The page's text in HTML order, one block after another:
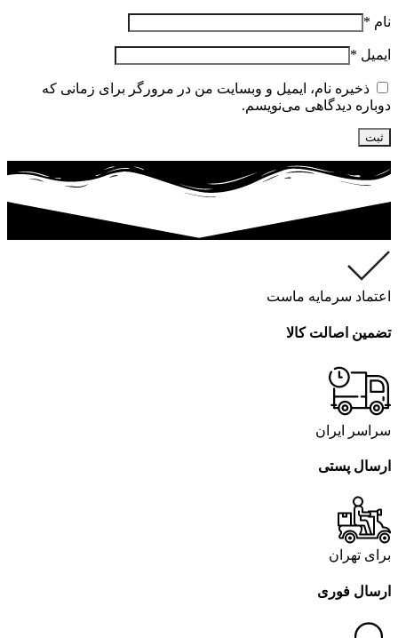
نام *
ایمیل *
ذخیره نام، ایمیل و وبسایت من در مرورگر برای زمانی که
دوباره دیدگاهی می‌نویسم.
اعتماد سرمایه ماست
تضمین اصالت کالا
سراسر ایران
ارسال پستی
برای تهران
ارسال فوری